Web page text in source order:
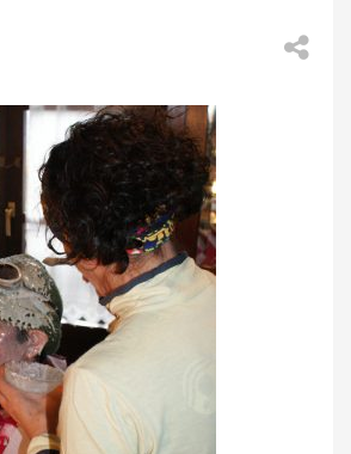
La Cueste 26, LLenín
33556
Cangas De Onís -
Asturias